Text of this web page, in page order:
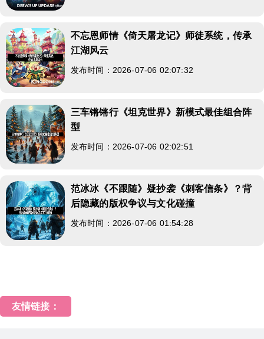
不忘恩师情《倚天屠龙记》师徒系统，传承
江湖风云
发布时间：2026-07-06 02:07:32
三车锵锵行《坦克世界》新模式最佳组合阵
型
发布时间：2026-07-06 02:02:51
范冰冰《不跟随》疑抄袭《刺客信条》？背
后隐藏的版权争议与文化碰撞
发布时间：2026-07-06 01:54:28
友情链接：